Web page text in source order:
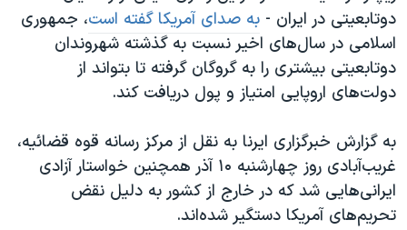
نرگس محمدی برنده جایزه نوبل صلح
همایش محافظه‌کاران آمریکا «سی‌پک»
صفحه‌های ویژه
سفر پرزیدنت ترامپ به چین
دوتابعیتی در ایران - به صدای آمریکا گفته است،‌ جمهوری
اسلامی در سال‌های اخیر نسبت به گذشته شهروندان
دوتابعیتی بیشتری را به گروگان گرفته تا بتواند از
دولت‌های اروپایی امتیاز و پول دریافت کند.
به گزارش خبرگزاری ایرنا به نقل از مرکز رسانه قوه قضائیه،
غریب‌آبادی روز چهارشنبه ۱۰ آذر همچنین خواستار آزادی
ایرانی‌هایی شد که در خارج از کشور به دلیل نقض
تحریم‌های آمریکا دستگیر شده‌اند.